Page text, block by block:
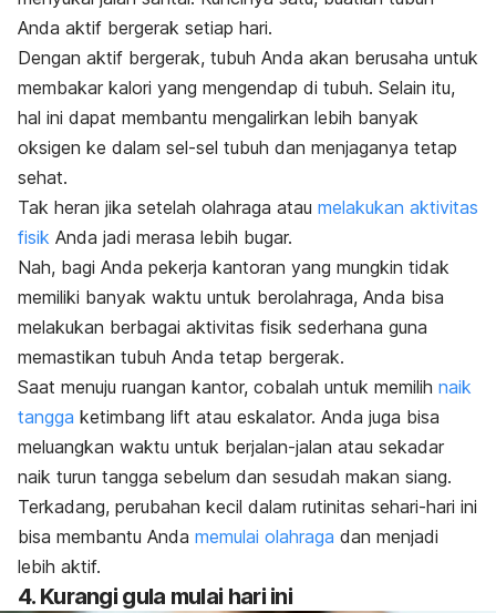
Anda aktif bergerak setiap hari.
Dengan aktif bergerak, tubuh Anda akan berusaha untuk
membakar kalori yang mengendap di tubuh. Selain itu,
hal ini dapat membantu mengalirkan lebih banyak
oksigen ke dalam sel-sel tubuh dan menjaganya tetap
sehat.
Tak heran jika setelah olahraga atau melakukan aktivitas
fisik Anda jadi merasa lebih bugar.
Nah, bagi Anda pekerja kantoran yang mungkin tidak
memiliki banyak waktu untuk berolahraga, Anda bisa
melakukan berbagai aktivitas fisik sederhana guna
memastikan tubuh Anda tetap bergerak.
Saat menuju ruangan kantor, cobalah untuk memilih naik
tangga ketimbang lift atau eskalator. Anda juga bisa
meluangkan waktu untuk berjalan-jalan atau sekadar
naik turun tangga sebelum dan sesudah makan siang.
Terkadang, perubahan kecil dalam rutinitas sehari-hari ini
bisa membantu Anda memulai olahraga dan menjadi
lebih aktif.
4. Kurangi gula mulai hari ini